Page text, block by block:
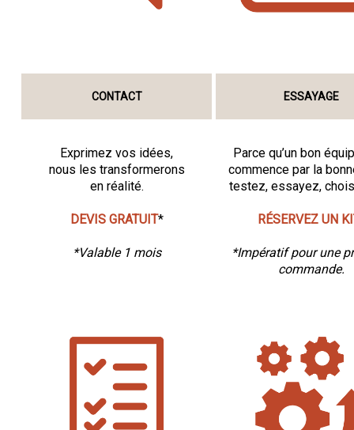
CONTACT ESSAYAGE
Exprimez vos idées,
nous les transformerons
en réalité.
DEVIS GRATUIT*
*Valable 1 mois
Parce qu’un bon
commence par la
testez, essayez,
RÉSERVEZ UN
*Impératif pour une
commande.